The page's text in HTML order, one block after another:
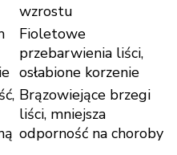
wzrostu
Fioletowe
przebarwienia liści,
osłabione korzenie
Brązowiejące brzegi
liści, mniejsza
odporność na choroby